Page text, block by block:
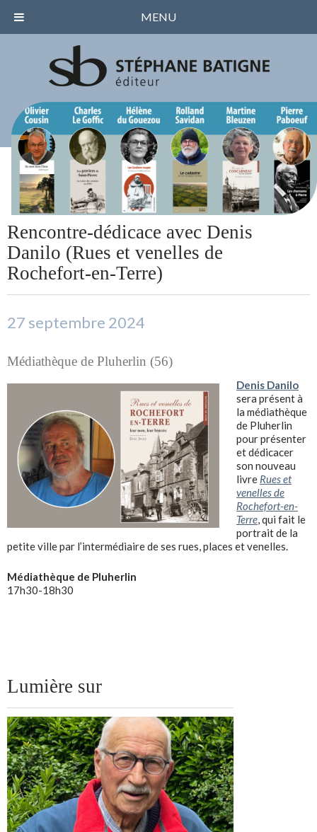
Rencontre-dédicace avec Denis
Danilo (Rues et venelles de
Rochefort-en-Terre)
27 septembre 2024
Médiathèque de Pluherlin (56)
Denis Danilo
sera présent à
la médiathèque
de Pluherlin
pour présenter
et dédicacer
son nouveau
livre Rues et
venelles de
Rochefort-en-
Terre, qui fait le
portrait de la
petite ville par l’intermédiaire de ses rues, places et venelles.
Médiathèque de Pluherlin
17h30-18h30
Lumière sur
MENU